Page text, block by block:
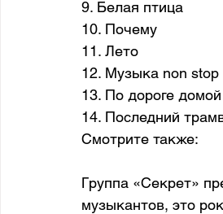
9. Белая птица
10. Почему
11. Лето
12. Музыка non stop
13. По дороге домой
14. Последний
Смотрите также:
Группа «Секрет»
музыкантов, это